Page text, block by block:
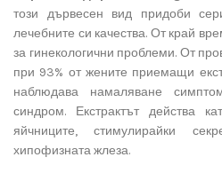
този дървесен вид придоби
лечебните си качества. От край
за гинекологични проблеми. От
при 93% от жените приемащи
наблюдава намаляване
синдром. Екстрактът действа
яйчниците, стимулирайки
хипофизната жлеза.